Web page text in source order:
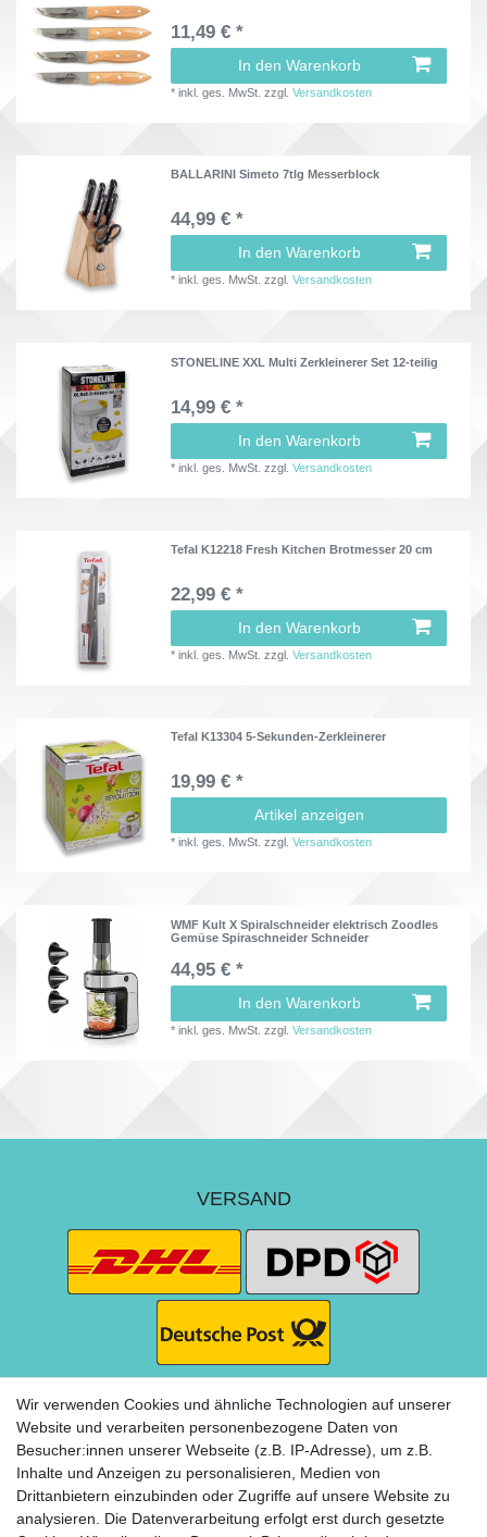
11,49 € *
In den Warenkorb
*inkl. ges. MwSt. zzgl.Versandkosten
BALLARINI Simeto 7tlg Messerblock
44,99 € *
In den Warenkorb
*inkl. ges. MwSt. zzgl.Versandkosten
STONELINE XXL Multi Zerkleinerer Set 12-teilig
14,99 € *
In den Warenkorb
*inkl. ges. MwSt. zzgl.Versandkosten
Tefal K12218 Fresh Kitchen Brotmesser 20 cm
22,99 € *
In den Warenkorb
*inkl. ges. MwSt. zzgl.Versandkosten
Tefal K13304 5-Sekunden-Zerkleinerer
19,99 € *
Artikel anzeigen
*inkl. ges. MwSt. zzgl.Versandkosten
WMF Kult X Spiralschneider elektrisch Zoodles
Gemüse Spiraschneider Schneider
44,95 € *
In den Warenkorb
*inkl. ges. MwSt. zzgl.Versandkosten
VERSAND
ZAHLUNG
Wir verwenden Cookies und ähnliche Technologien auf unserer
Website und verarbeiten personenbezogene Daten von
Besucher:innen unserer Webseite (z.B. IP-Adresse), um z.B.
Inhalte und Anzeigen zu personalisieren, Medien von
Drittanbietern einzubinden oder Zugriffe auf unsere Website zu
analysieren. Die Datenverarbeitung erfolgt erst durch gesetzte